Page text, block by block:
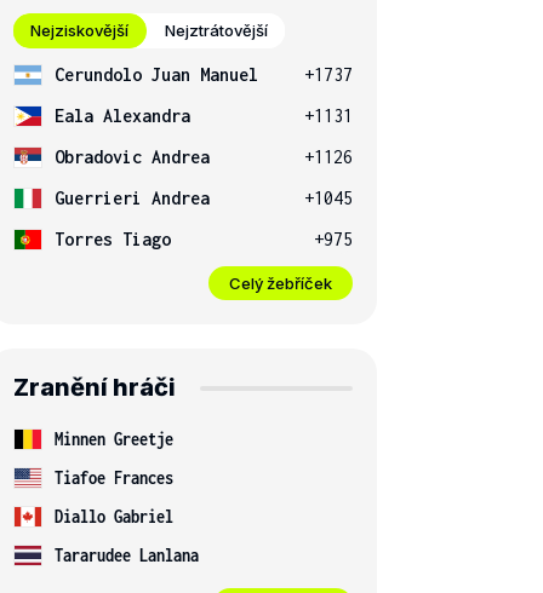
Nejziskovější Nejztrátovější
Cerundolo Juan Manuel
+1737
Eala Alexandra
+1131
Obradovic Andrea
+1126
Guerrieri Andrea
+1045
Torres Tiago
+975
Celý žebříček
Zranění hráči
Minnen Greetje
Tiafoe Frances
Diallo Gabriel
Tararudee Lanlana